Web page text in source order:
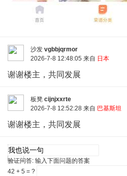
沙发 vgbbjqrmor
2026-7-8 12:48:05 来自 日本
谢谢楼主，共同发展
板凳 cijnjxxrte
2026-7-8 12:52:28 来自 巴基斯坦
谢谢楼主，共同发展
验证问答: 输入下面问题的答案
42 + 5 = ?